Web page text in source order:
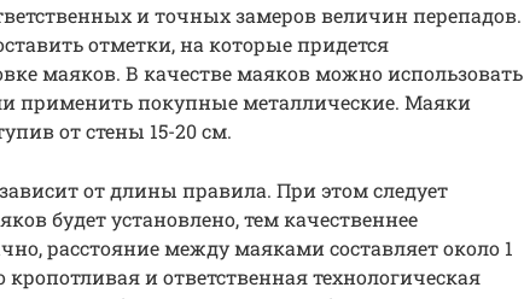
и точных замеров величин перепадов.
отметки, на которые придется
маяков. В качестве маяков можно использовать
применить покупные металлические. Маяки
от стены 15-20 см.
от длины правила. При этом следует
будет установлено, тем качественнее
расстояние между маяками составляет около 1
и ответственная технологическая